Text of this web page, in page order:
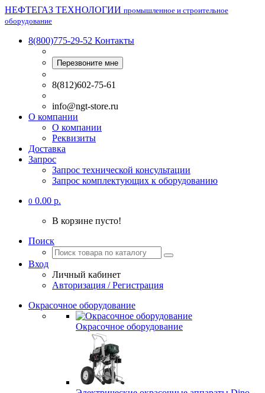
НЕФТЕГАЗ ТЕХНОЛОГИИ промышленное и строительное
оборудование
8(800)775-29-52 Контакты
Перезвоните мне
8(812)602-75-61
info@ngt-store.ru
О компании
О компании
Реквизиты
Доставка
Запрос
Запрос технической консультации
Запрос комплектующих к оборудованию
0 0.00 р.
В корзине пусто!
Поиск
Вход
Личный кабинет
Авторизация / Регистрация
Окрасочное оборудование
Окрасочное оборудование